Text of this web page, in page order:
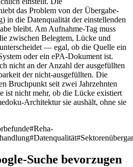
das Problem von der Übergabe-
in die Datenqualität der einstellenden
bleibt. Am Aufnahme-Tag muss
zwischen Belegtem, Lücke und
— egal, ob die Quelle ein
oder ein ePA-Dokument ist.
nicht an der Anzahl der ausgefüllten
der nicht-ausgefüllten. Die
Bruchpunkt seit zwei Jahrzehnten
ist nicht mehr, ob die Lücke existiert
Architektur sie aushält, ohne sie
#Reha-
#Datenqualität#
Suche bevorzugen